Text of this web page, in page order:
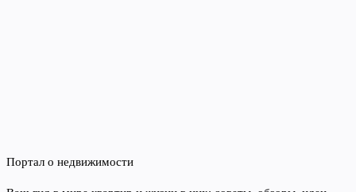
Портал о недвижимости